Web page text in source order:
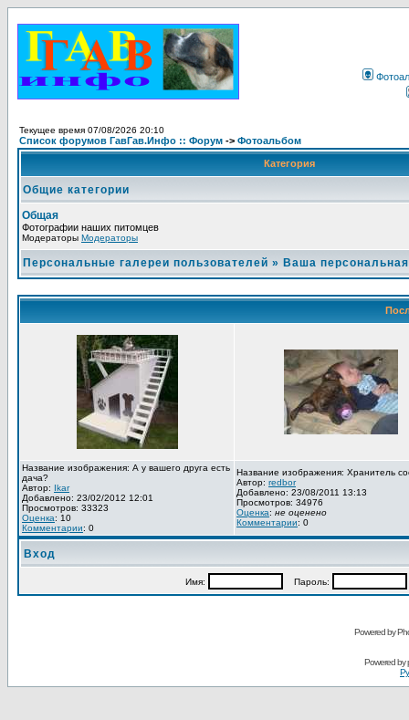
Текущее время 07/08/2026 20:10
Список форумов ГавГав.Инфо :: Форум -> Фотоальбом
Категория
Общие категории
Общая
Фотографии наших питомцев
Модераторы Модераторы
Персональные галереи пользователей » Ваша
Название изображения: А у вашего друга есть
дача?
Автор: Ikar
Добавлено: 23/02/2012 12:01
Просмотров: 33323
Оценка: 10
Комментарии: 0
Название изображения: Хранитель
Автор: redbor
Добавлено: 23/08/2011 13:13
Просмотров: 34976
Оценка: не оценено
Комментарии: 0
Вход
Имя: Пароль:
Powered by
Powered by